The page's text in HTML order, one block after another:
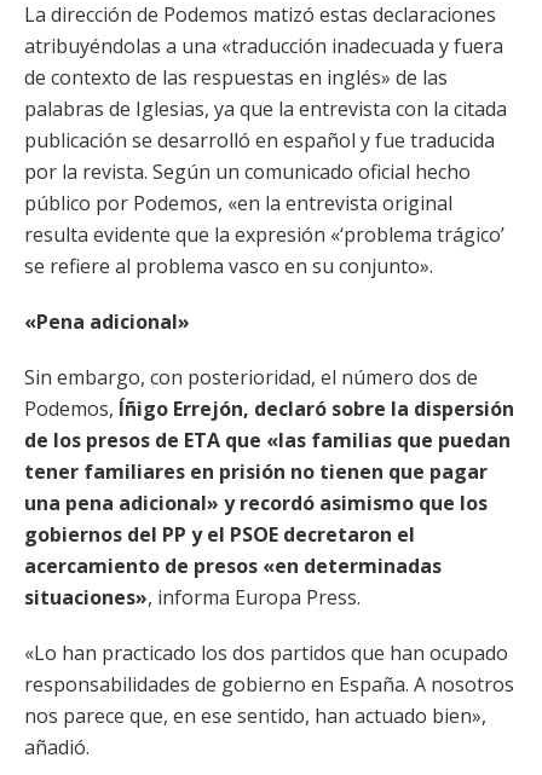
La dirección de Podemos matizó estas declaraciones
atribuyéndolas a una «traducción inadecuada y fuera
de contexto de las respuestas en inglés» de las
palabras de Iglesias, ya que la entrevista con la citada
publicación se desarrolló en español y fue traducida
por la revista. Según un comunicado oficial hecho
público por Podemos, «en la entrevista original
resulta evidente que la expresión «‘problema trágico’
se refiere al problema vasco en su conjunto».
«Pena adicional»
Sin embargo, con posterioridad, el número dos de
Podemos, Íñigo Errejón, declaró sobre la dispersión
de los presos de ETA que «las familias que puedan
tener familiares en prisión no tienen que pagar
una pena adicional» y recordó asimismo que los
gobiernos del PP y el PSOE decretaron el
acercamiento de presos «en determinadas
situaciones», informa Europa Press.
«Lo han practicado los dos partidos que han ocupado
responsabilidades de gobierno en España. A nosotros
nos parece que, en ese sentido, han actuado bien»,
añadió.